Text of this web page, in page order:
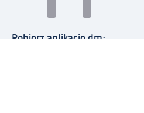
Pobierz aplikację dm: